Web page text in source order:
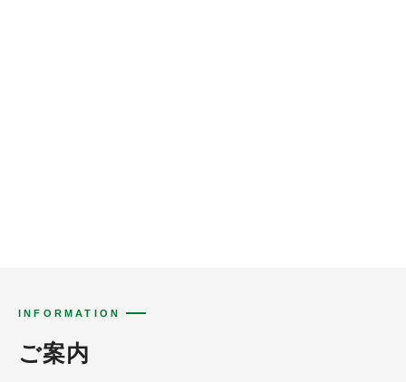
INFORMATION
ご案内